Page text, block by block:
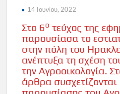
14 Ιουνίου, 2022
Στο 6ο τεύχος της
παρουσίασα το
στην πόλη του
ανέπτυξα τη σχέση
την Αγροοικολογία.
άρθρα